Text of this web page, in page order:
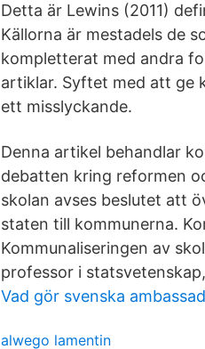
Detta är Lewins (2011)
Källorna är mestadels de
kompletterat med andra
artiklar. Syftet med att ge
ett misslyckande.
Denna artikel behandlar
debatten kring reformen
skolan avses beslutet att
staten till kommunerna.
Kommunaliseringen av
professor i
Vad gör svenska
alwego lamentin